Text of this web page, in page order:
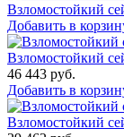
Взломостойкий
Добавить в
Взломостойкий
46 443 руб.
Добавить в
Взломостойкий